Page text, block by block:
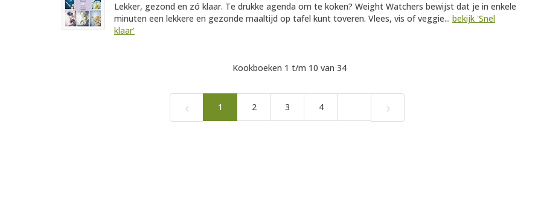
Lekker, gezond en zó klaar. Te drukke agenda om te koken? Weight Watchers bewijst dat je in enkele
minuten een lekkere en gezonde maaltijd op tafel kunt toveren. Vlees, vis of veggie... bekijk 'Snel
klaar'
Kookboeken 1 t/m 10 van 34
‹ 1 2 3 4 ›